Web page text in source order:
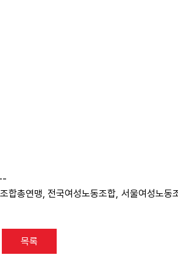
합총연맹, 전국여성노동조합, 서울여성노동
목록